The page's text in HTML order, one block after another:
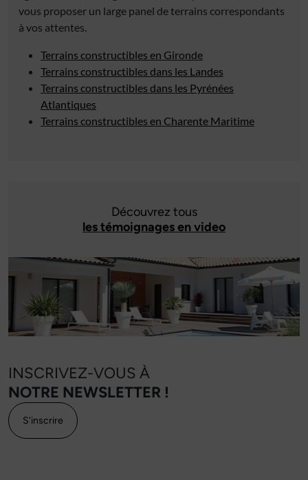
vous proposer un large panel de terrains correspondants
à vos attentes.
Terrains constructibles en Gironde
Terrains constructibles dans les Landes
Terrains constructibles dans les Pyrénées
Atlantiques
Terrains constructibles en Charente Maritime
Découvrez tous
les témoignages en video
INSCRIVEZ-VOUS À
NOTRE NEWSLETTER !
S'inscrire